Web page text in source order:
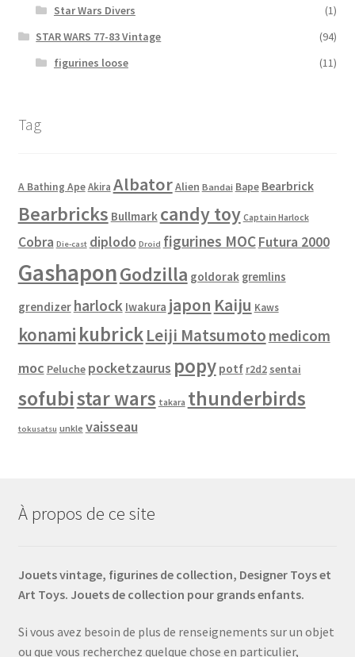
Star Wars Divers
(1)
STAR WARS 77-83 Vintage
(94)
figurines loose
(11)
Tag
A Bathing Ape Akira AlbatorAlien Bandai Bape Bearbrick
Bearbricks Bullmark candy toy Captain Harlock
Cobra Die-cast diplodo Droid figurines MOCFutura 2000
GashaponGodzilla goldorak gremlins
grendizer harlock Iwakura japon Kaiju Kaws
konami kubrickLeiji Matsumoto medicom
moc Peluche pocketzaurus popy potf r2d2 sentai
sofubistar wars takara thunderbirds
tokusatsu unkle vaisseau
À propos de ce site
Jouets vintage, figurines de collection, Designer Toys et
Art Toys. Jouets de collection pour grands enfants.
Si vous avez besoin de plus de renseignements sur un objet
ou que vous recherchez quelque chose en particulier,